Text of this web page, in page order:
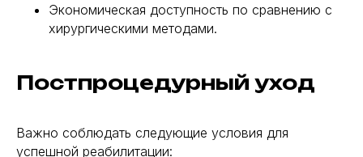
Экономическая доступность по сравнению с
хирургическими методами.
Постпроцедурный уход
Важно соблюдать следующие условия для
успешной реабилитации: